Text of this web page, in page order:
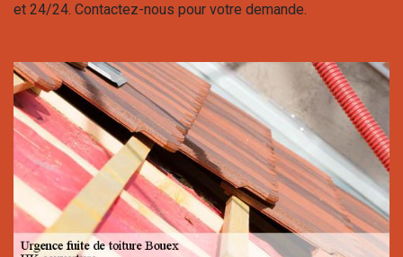
et 24/24. Contactez-nous pour votre demande.